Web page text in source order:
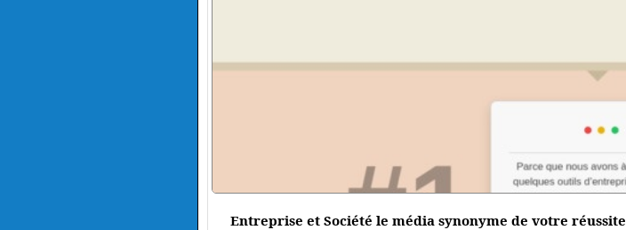
Entreprise et Société le média synonyme de votre réussite